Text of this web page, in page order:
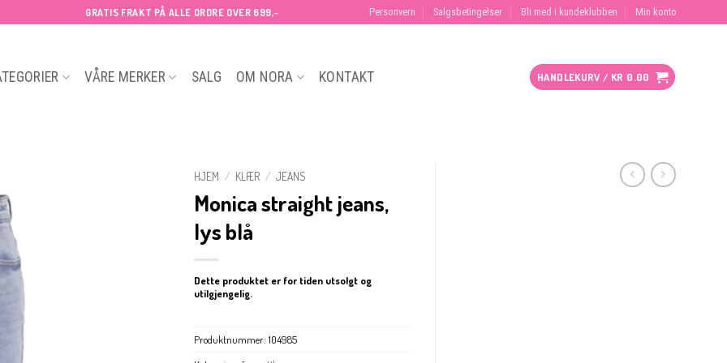
GRATIS FRAKT PÅ ALLE ORDRE OVER 699,- Personvern Salgsbetingelser Bli med i kundeklubben Min konto
VÅRE MERKER SALG OM NORA KONTAKT HANDLEKURV / KR 0.00
HJEM / KLÆR / JEANS
Monica straight jeans,
lys blå
Dette produktet er for tiden utsolgt og
utilgjengelig.
Produktnummer: 104985